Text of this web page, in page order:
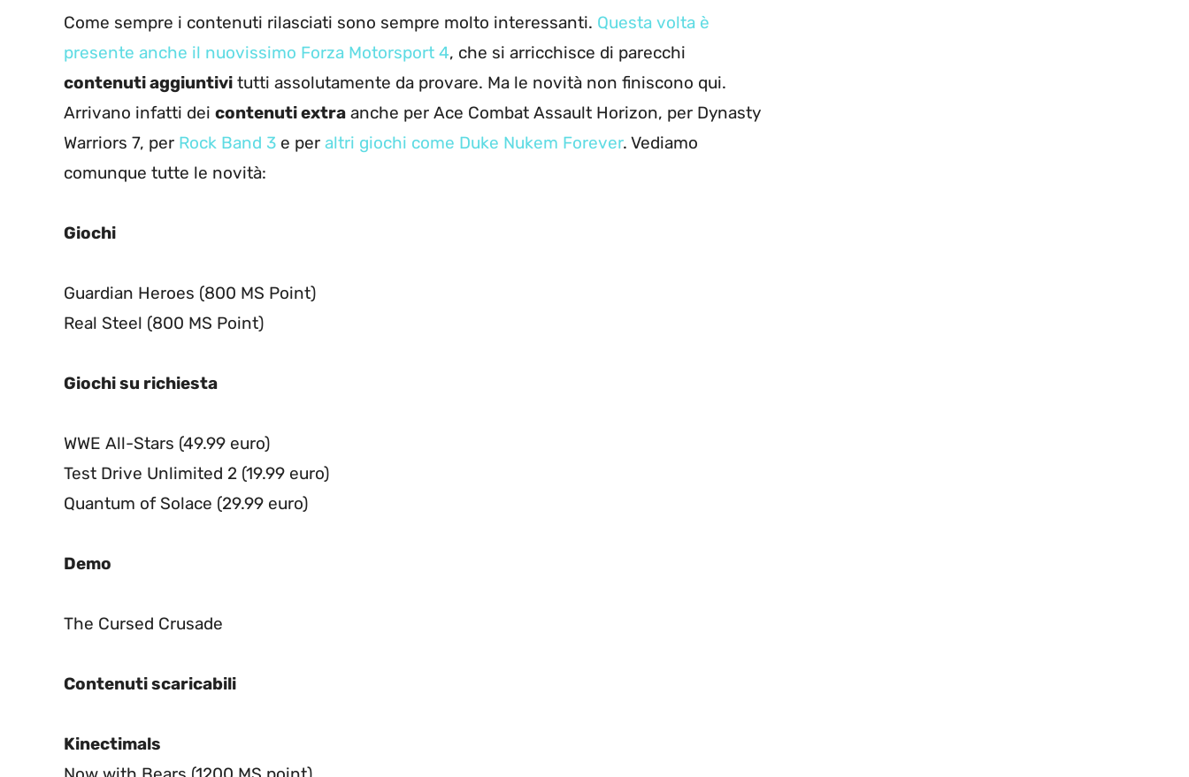
Come sempre i contenuti rilasciati sono sempre molto interessanti. Questa volta è
presente anche il nuovissimo Forza Motorsport 4, che si arricchisce di parecchi
contenuti aggiuntivi tutti assolutamente da provare. Ma le novità non finiscono qui.
Arrivano infatti dei contenuti extra anche per Ace Combat Assault Horizon, per Dynasty
Warriors 7, per Rock Band 3 e per altri giochi come Duke Nukem Forever. Vediamo
comunque tutte le novità:
Giochi
Guardian Heroes (800 MS Point)
Real Steel (800 MS Point)
Giochi su richiesta
WWE All-Stars (49.99 euro)
Test Drive Unlimited 2 (19.99 euro)
Quantum of Solace (29.99 euro)
Demo
The Cursed Crusade
Contenuti scaricabili
Kinectimals